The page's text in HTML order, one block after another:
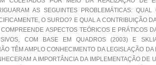
AS SEGUINTES PROBLEMÁTICAS:
O SURDO? E QUAL A CONTRIBUIÇÃO
ASPECTOS TEÓRICOS E PRÁTICOS
COM BASE EM QUADROS (2003) E
TÊM AMPLO CONHECIMENTO DA LEGISLAÇÃO
A IMPORTÂNCIA DA IMPLEMENTAÇÃO DE